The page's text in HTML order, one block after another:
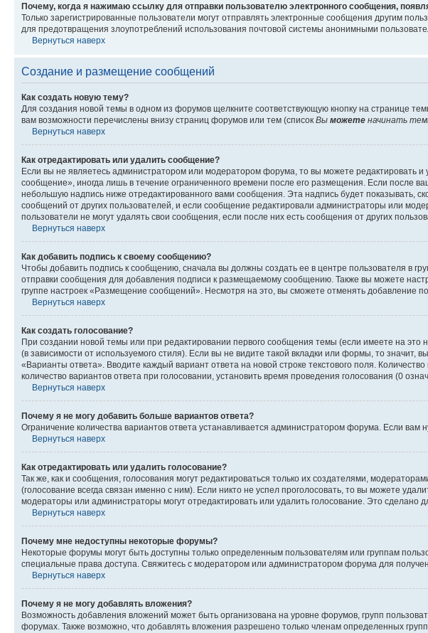
Почему, когда я нажимаю ссылку для отправки пользователю электронного сообщения,
Только зарегистрированные пользователи могут отправлять электронные сообщения другим
для предотвращения злоупотреблений использования почтовой системы анонимными
Вернуться наверх
Создание и размещение сообщений
Как создать новую тему?
Для создания новой темы в одном из форумов щелкните соответствующую кнопку на странице
вам возможности перечислены внизу страниц форумов или тем (список Вы можете начинать
Вернуться наверх
Как отредактировать или удалить сообщение?
Если вы не являетесь администратором или модератором форума, то вы можете редактировать
сообщение», иногда лишь в течение ограниченного времени после его размещения. Если после
небольшую надпись ниже отредактированного вами сообщения. Эта надпись будет показывать,
сообщений от других пользователей, и если сообщение редактировали администраторы или
пользователи не могут удалять свои сообщения, если после них есть сообщения от других
Вернуться наверх
Как добавить подпись к своему сообщению?
Чтобы добавить подпись к сообщению, сначала вы должны создать ее в центре пользователя в
отправки сообщения для добавления подписи к размещаемому сообщению. Также вы можете
группе настроек «Размещение сообщений». Несмотря на это, вы сможете отменять добавление
Вернуться наверх
Как создать голосование?
При создании новой темы или при редактировании первого сообщения темы (если имеете на
(в зависимости от используемого стиля). Если вы не видите такой вкладки или формы, то
«Варианты ответа». Вводите каждый вариант ответа на новой строке текстового поля.
количество вариантов ответа при голосовании, установить время проведения голосования (0
Вернуться наверх
Почему я не могу добавить больше вариантов ответа?
Ограничение количества вариантов ответа устанавливается администратором форума. Если
Вернуться наверх
Как отредактировать или удалить голосование?
Так же, как и сообщения, голосования могут редактироваться только их создателями,
(голосование всегда связан именно с ним). Если никто не успел проголосовать, то вы можете
модераторы или администраторы могут отредактировать или удалить голосование. Это сделано
Вернуться наверх
Почему мне недоступны некоторые форумы?
Некоторые форумы могут быть доступны только определенным пользователям или группам
специальные права доступа. Свяжитесь с модератором или администратором форума для
Вернуться наверх
Почему я не могу добавлять вложения?
Возможность добавления вложений может быть организована на уровне форумов, групп
форумах. Также возможно, что добавлять вложения разрешено только членам определенных